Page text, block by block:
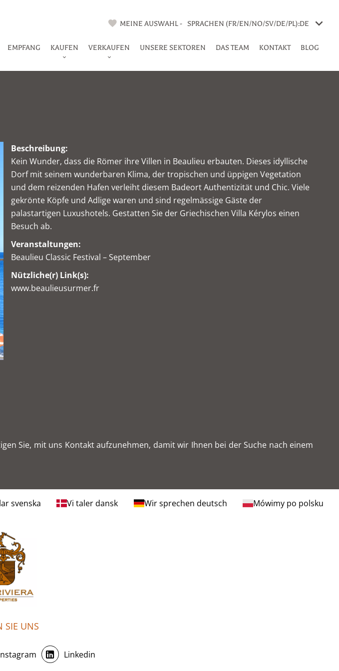
MEINE AUSWAHL - SPRACHEN (FR/EN/NO/SV/DE/PL):DE
EMPFANG KAUFEN VERKAUFEN UNSERE SEKTOREN DAS TEAM KONTAKT BLOG
Beschreibung:
Kein Wunder, dass die Römer ihre Villen in Beaulieu erbauten. Dieses idyllische
Dorf mit seinem wunderbaren Klima, der tropischen und üppigen Vegetation
und dem reizenden Hafen verleiht diesem Badeort Authentizität und Chic. Viele
gekrönte Köpfe und Adlige waren und sind regelmässige Gäste der
palastartigen Luxushotels. Gestatten Sie der Griechischen Villa Kérylos einen
Besuch ab.
Veranstaltungen:
Beaulieu Classic Festival – September
Nützliche(r) Link(s):
www.beaulieusurmer.fr
Sie, mit uns Kontakt aufzunehmen, damit wir Ihnen bei der Suche nach einem
svenska Vi taler dansk Wir sprechen deutsch Mówimy po polsku
SIE UNS
Linkedin